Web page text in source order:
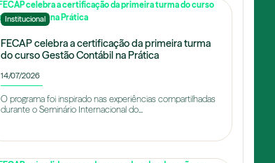
Institucional
FECAP celebra a certificação da primeira turma
do curso Gestão Contábil na Prática
14/07/2026
O programa foi inspirado nas experiências compartilhadas
durante o Seminário Internacional do...